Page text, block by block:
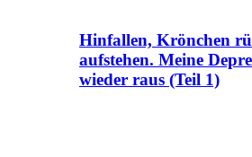
Hinfallen, Krönchen
aufstehen. Meine
wieder raus (Teil 1)